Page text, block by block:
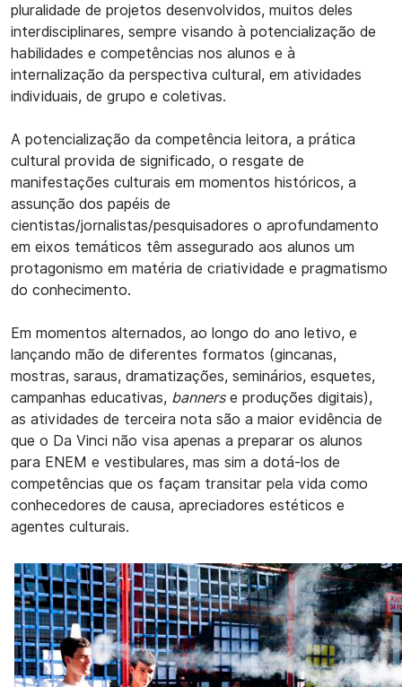
pluralidade de projetos desenvolvidos, muitos deles
interdisciplinares, sempre visando à potencialização de
habilidades e competências nos alunos e à
internalização da perspectiva cultural, em atividades
individuais, de grupo e coletivas.
A potencialização da competência leitora, a prática
cultural provida de significado, o resgate de
manifestações culturais em momentos históricos, a
assunção dos papéis de
cientistas/jornalistas/pesquisadores o aprofundamento
em eixos temáticos têm assegurado aos alunos um
protagonismo em matéria de criatividade e pragmatismo
do conhecimento.
Em momentos alternados, ao longo do ano letivo, e
lançando mão de diferentes formatos (gincanas,
mostras, saraus, dramatizações, seminários, esquetes,
campanhas educativas, bannerse produções digitais),
as atividades de terceira nota são a maior evidência de
que o Da Vinci não visa apenas a preparar os alunos
para ENEM e vestibulares, mas sim a dotá-los de
competências que os façam transitar pela vida como
conhecedores de causa, apreciadores estéticos e
agentes culturais.